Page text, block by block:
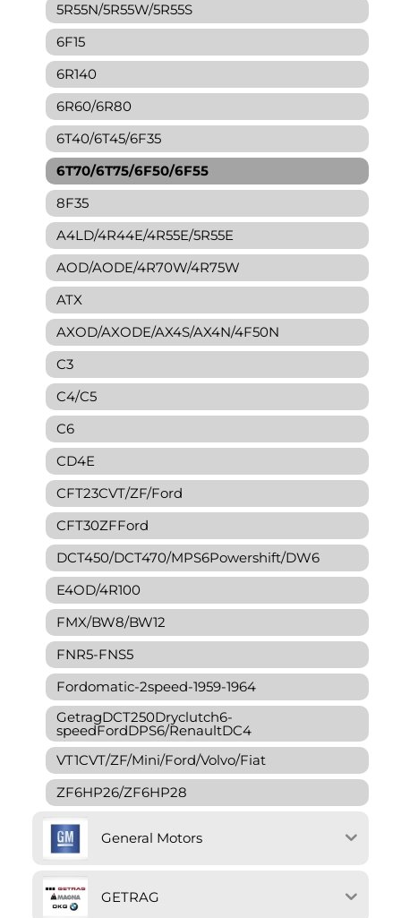
5R55N/5R55W/5R55S
6F15
6R140
6R60/6R80
6T40/6T45/6F35
6T70/6T75/6F50/6F55
8F35
A4LD/4R44E/4R55E/5R55E
AOD/AODE/4R70W/4R75W
ATX
AXOD/AXODE/AX4S/AX4N/4F50N
C3
C4/C5
C6
CD4E
CFT23CVT/ZF/Ford
CFT30ZFFord
DCT450/DCT470/MPS6Powershift/DW6
E4OD/4R100
FMX/BW8/BW12
FNR5-FNS5
Fordomatic-2speed-1959-1964
GetragDCT250Dryclutch6-
speedFordDPS6/RenaultDC4
VT1CVT/ZF/Mini/Ford/Volvo/Fiat
ZF6HP26/ZF6HP28
General Motors
GETRAG